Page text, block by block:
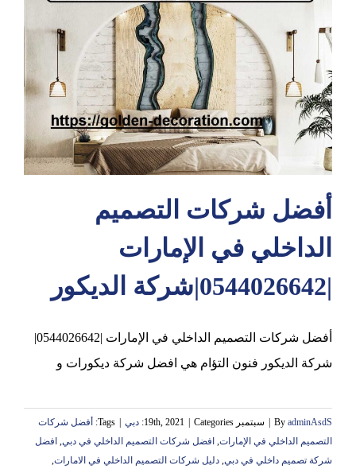
أفضل شركات التصميم
الداخلي في الإمارات
|0544026642|شركة الديكور
أفضل شركات التصميم الداخلي في الإمارات |0544026642|
شركة الديكور فنون التؤام هي افضل شركة ديكورات و
By adminAsdS سبتمبر 19th, 2021 Categories: دبي Tags:
أفضل شركات
التصميم الداخلي في الإمارات, افضل شركات التصميم الداخلي في دبي, افضل
شركة تصميم داخلي في دبي, دليل شركات التصميم الداخلي في الامارات,